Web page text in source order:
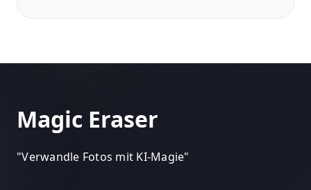
bereiter Komposition.
Magic Eraser
"Verwandle Fotos mit KI-Magie"